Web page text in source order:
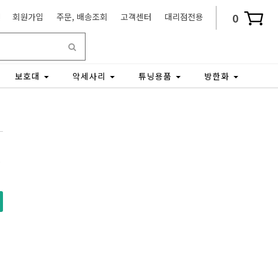
0
회원가입 주문, 배송조회 고객센터 대리점전용
보호대 악세사리 튜닝용품
방한화